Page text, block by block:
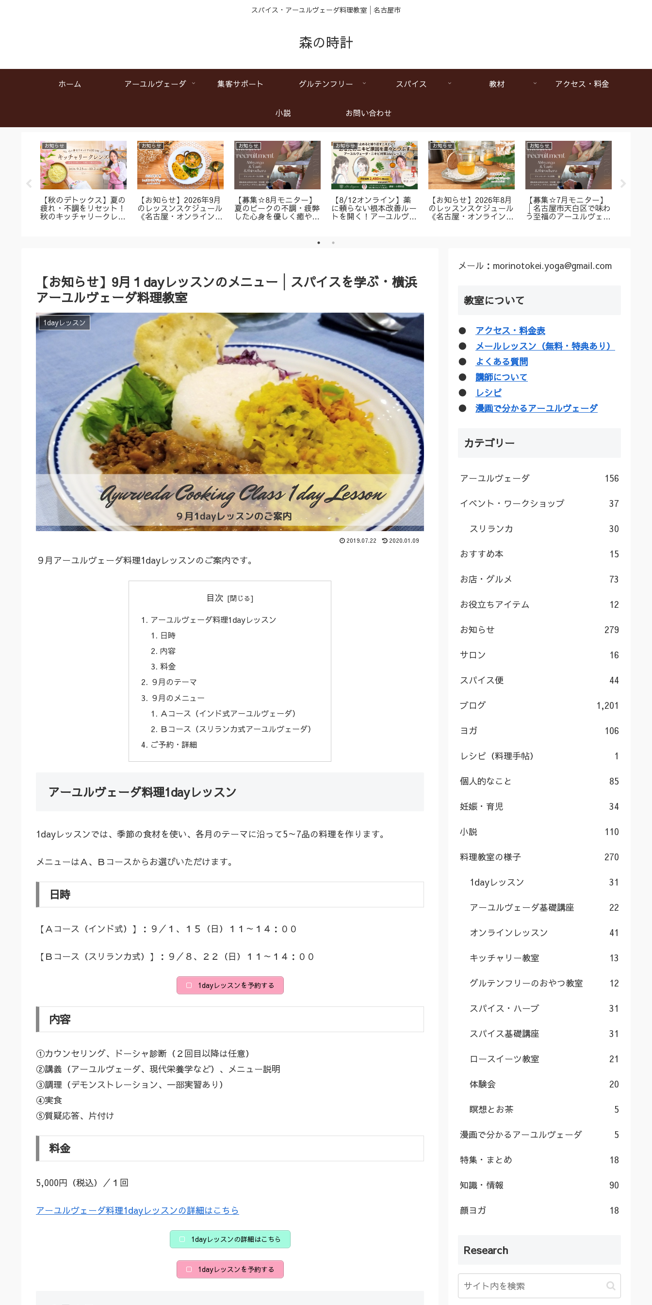
スパイス・アーユルヴェーダ料理教室│名古屋市
森の時計
ホーム アーユルヴェーダ 集客サポート グルテンフリー スパイス 教材 アクセス・料金
小説 お問い合わせ
お知らせ
【秋のデトックス】夏の
疲れ・不調をリセット！
秋のキッチャリークレン
お知らせ
【お知らせ】2026年9月
のレッスンスケジュール
《名古屋・オンラインア
お知らせ
【募集☆8月モニター】
夏のピークの不調・疲弊
した心身を優しく癒やす
お知らせ
【8/12オンライン】薬
に頼らない根本改善ルー
トを開く！アーユルヴェ
付き）
お知らせ
【お知らせ】2026年8月
のレッスンスケジュール
《名古屋・オンラインア
お知らせ
【募集☆7月モニター】
│名古屋市天白区で味わ
う至福のアーユルヴェー
【お知らせ】9月１dayレッスンのメニュー│スパイスを学ぶ・横浜
アーユルヴェーダ料理教室
1dayレッスン
2019.07.22 2020.01.09
９月アーユルヴェーダ料理1dayレッスンのご案内です。
目次
アーユルヴェーダ料理1dayレッスン
日時
内容
料金
９月のテーマ
９月のメニュー
Ａコース（インド式アーユルヴェーダ）
Ｂコース（スリランカ式アーユルヴェーダ）
ご予約・詳細
アーユルヴェーダ料理1dayレッスン
1dayレッスンでは、季節の食材を使い、各月のテーマに沿って5～7品の料理を作ります。
メニューはＡ、Ｂコースからお選びいただけます。
日時
【Ａコース（インド式）】：９／１、１５（日）１１～１４：００
【Ｂコース（スリランカ式）】：９／８、２２（日）１１～１４：００
1dayレッスンを予約する
内容
①カウンセリング、ドーシャ診断（２回目以降は任意）
②講義（アーユルヴェーダ、現代栄養学など）、メニュー説明
③調理（デモンストレーション、一部実習あり）
④実食
⑤質疑応答、片付け
料金
5,000円（税込）／１回
アーユルヴェーダ料理1dayレッスンの詳細はこちら
1dayレッスンの詳細はこちら
1dayレッスンを予約する
メール：morinotokei.yoga@gmail.com
教室について
● アクセス・料金表
● メールレッスン（無料・特典あり）
●
よくある質問
● 講師について
●
レシピ
● 漫画で分かるアーユルヴェーダ
カテゴリー
アーユルヴェーダ 156
イベント・ワークショップ 37
スリランカ 30
おすすめ本 15
お店・グルメ 73
お役立ちアイテム 12
お知らせ 279
サロン 16
スパイス便 44
ブログ 1,201
ヨガ 106
レシピ（料理手帖） 1
個人的なこと 85
妊娠・育児 34
小説 110
料理教室の様子 270
1dayレッスン 31
アーユルヴェーダ基礎講座 22
オンラインレッスン 41
キッチャリー教室 13
グルテンフリーのおやつ教室 12
スパイス・ハーブ 31
スパイス基礎講座 31
ロースイーツ教室 21
体験会 20
瞑想とお茶 5
漫画で分かるアーユルヴェーダ 5
特集・まとめ 18
知識・情報 90
顔ヨガ 18
Research